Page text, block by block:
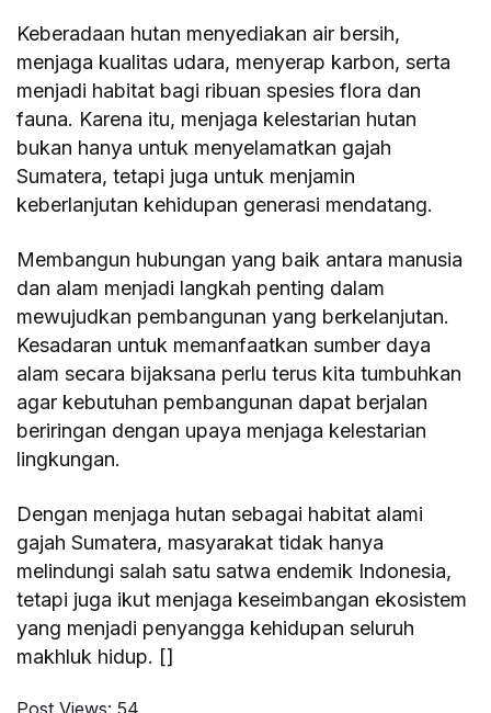
Keberadaan hutan menyediakan air bersih,
menjaga kualitas udara, menyerap karbon, serta
menjadi habitat bagi ribuan spesies flora dan
fauna. Karena itu, menjaga kelestarian hutan
bukan hanya untuk menyelamatkan gajah
Sumatera, tetapi juga untuk menjamin
keberlanjutan kehidupan generasi mendatang.
Membangun hubungan yang baik antara manusia
dan alam menjadi langkah penting dalam
mewujudkan pembangunan yang berkelanjutan.
Kesadaran untuk memanfaatkan sumber daya
alam secara bijaksana perlu terus kita tumbuhkan
agar kebutuhan pembangunan dapat berjalan
beriringan dengan upaya menjaga kelestarian
lingkungan.
Dengan menjaga hutan sebagai habitat alami
gajah Sumatera, masyarakat tidak hanya
melindungi salah satu satwa endemik Indonesia,
tetapi juga ikut menjaga keseimbangan ekosistem
yang menjadi penyangga kehidupan seluruh
makhluk hidup. []
Post Views: 54